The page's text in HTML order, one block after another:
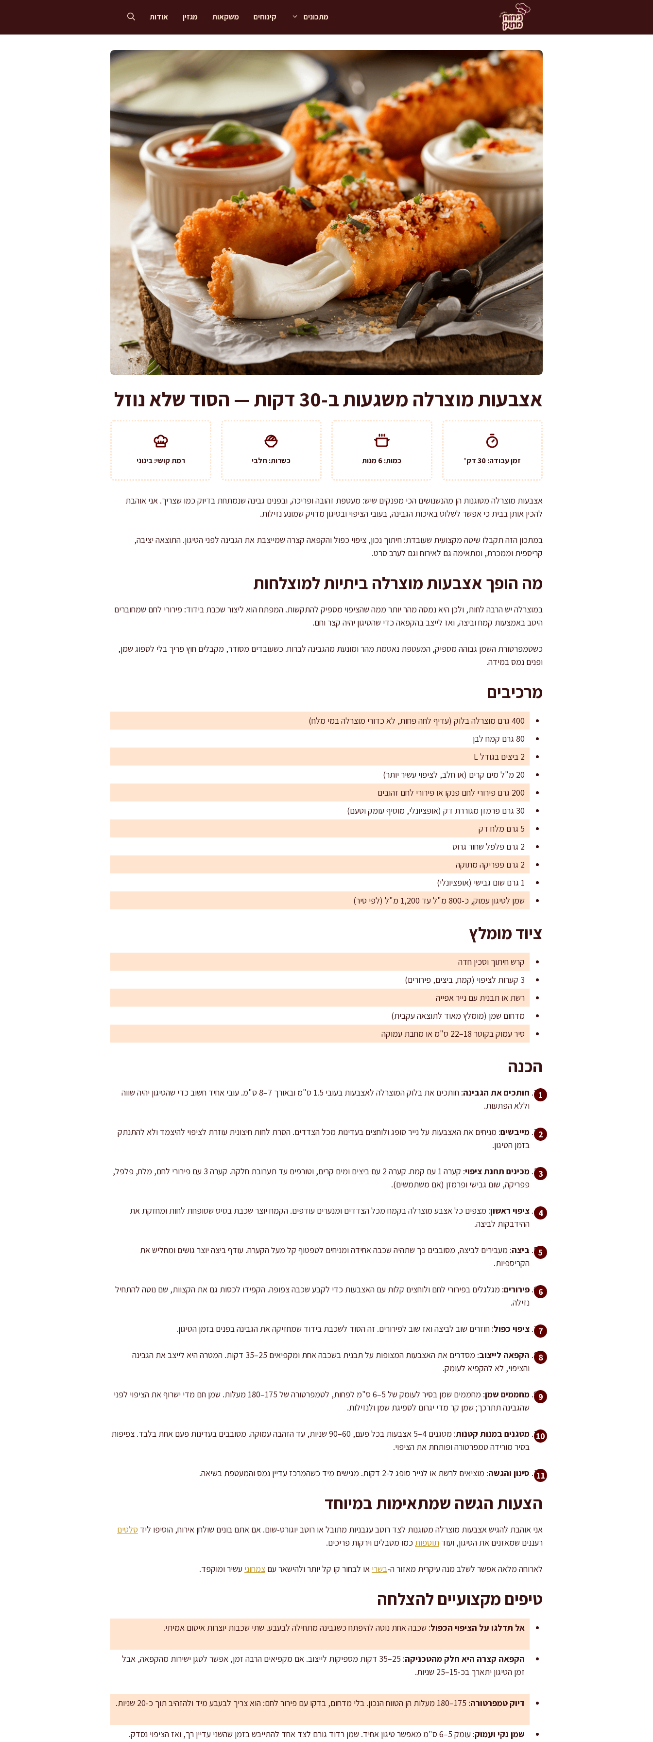
מתכונים קינוחים משקאות מגזין אודות
אצבעות מוצרלה משגעות ב-30 דקות — הסוד שלא נוזל
זמן עבודה: 30 דק' כמות: 6 מנות כשרות: חלבי רמת קושי: בינוני
אצבעות מוצרלה מטוגנות הן מהנשנושים הכי מפנקים שיש: מעטפת זהובה ופריכה, ובפנים גבינה שנמתחת בדיוק כמו שצריך. אני אוהבת
להכין אותן בבית כי אפשר לשלוט באיכות הגבינה, בעובי הציפוי ובטיגון מדויק שמונע נזילות.
במתכון הזה תקבלו שיטה מקצועית שעובדת: חיתוך נכון, ציפוי כפול והקפאה קצרה שמייצבת את הגבינה לפני הטיגון. התוצאה יציבה,
קריספית וממכרת, ומתאימה גם לאירוח וגם לערב סרט.
מה הופך אצבעות מוצרלה ביתיות למוצלחות
במוצרלה יש הרבה לחות, ולכן היא נמסה מהר יותר ממה שהציפוי מספיק להתקשות. המפתח הוא ליצור שכבת בידוד: פירורי לחם שמחוברים
היטב באמצעות קמח וביצה, ואז לייצב בהקפאה כדי שהטיגון יהיה קצר וחם.
כשטמפרטורת השמן גבוהה מספיק, המעטפת נאטמת מהר ומונעת מהגבינה לברוח. כשעובדים מסודר, מקבלים חוץ פריך בלי לספוג שמן,
ופנים נמס במידה.
מרכיבים
400 גרם מוצרלה בלוק (עדיף לחה פחות, לא כדורי מוצרלה במי מלח)
80 גרם קמח לבן
2 ביצים בגודל L
20 מ"ל מים קרים (או חלב, לציפוי עשיר יותר)
200 גרם פירורי לחם פנקו או פירורי לחם זהובים
30 גרם פרמזן מגוררת דק (אופציונלי, מוסיף עומק וטעם)
5 גרם מלח דק
2 גרם פלפל שחור גרוס
2 גרם פפריקה מתוקה
1 גרם שום גבישי (אופציונלי)
שמן לטיגון עמוק, כ-800 מ"ל עד 1,200 מ"ל (לפי סיר)
ציוד מומלץ
קרש חיתוך וסכין חדה
3 קערות לציפוי (קמח, ביצים, פירורים)
רשת או תבנית עם נייר אפייה
מדחום שמן (מומלץ מאוד לתוצאה עקבית)
סיר עמוק בקוטר 18–22 ס"מ או מחבת עמוקה
הכנה
חותכים את הגבינה
: חותכים את בלוק המוצרלה לאצבעות בעובי 1.5 ס"מ ובאורך 7–8 ס"מ. עובי אחיד חשוב כדי שהטיגון יהיה שווה
וללא הפתעות.
מייבשים: מניחים את האצבעות על נייר סופג ולוחצים בעדינות מכל הצדדים. הסרת לחות חיצונית עוזרת לציפוי להיצמד ולא להתנתק
בזמן הטיגון.
מכינים תחנת ציפוי
: קערה 1 עם קמח. קערה 2 עם ביצים ומים קרים, וטורפים עד תערובת חלקה. קערה 3 עם פירורי לחם, מלח, פלפל,
פפריקה, שום גבישי ופרמזן (אם משתמשים).
ציפוי ראשון: מצפים כל אצבע מוצרלה בקמח מכל הצדדים ומנערים עודפים. הקמח יוצר שכבת בסיס שסופחת לחות ומחזקת את
ההידבקות לביצה.
ביצה: מעבירים לביצה, מסובבים כך שתהיה שכבה אחידה ומניחים לטפטוף קל מעל הקערה. עודף ביצה יוצר גושים ומחליש את
הקריספיות.
פירורים: מגלגלים בפירורי לחם ולוחצים קלות עם האצבעות כדי לקבע שכבה צפופה. הקפידו לכסות גם את הקצוות, שם נוטה להתחיל
נזילה.
ציפוי כפול: חוזרים שוב לביצה ואז שוב לפירורים. זה הסוד לשכבת בידוד שמחזיקה את הגבינה בפנים בזמן הטיגון.
הקפאה לייצוב
: מסדרים את האצבעות המצופות על תבנית בשכבה אחת ומקפיאים 25–35 דקות. המטרה היא לייצב את הגבינה
והציפוי, לא להקפיא לעומק.
מחממים שמן
: מחממים שמן בסיר לעומק של 5–6 ס"מ לפחות, לטמפרטורה של 175–180 מעלות. שמן חם מדי ישרוף את הציפוי לפני
שהגבינה תתרכך; שמן קר מדי יגרום לספיגת שמן ולנזילות.
מטגנים במנות קטנות
: מטגנים 4–5 אצבעות בכל פעם, 60–90 שניות, עד הזהבה עמוקה. מסובבים בעדינות פעם אחת בלבד. צפיפות
בסיר מורידה טמפרטורה ופותחת את הציפוי.
סינון והגשה: מוציאים לרשת או לנייר סופג ל-2 דקות. מגישים מיד כשהמרכז עדיין נמס והמעטפת בשיאה.
הצעות הגשה שמתאימות במיוחד
אני אוהבת להגיש אצבעות מוצרלה מטוגנות לצד רוטב עגבניות מתובל או רוטב יוגורט-שום. אם אתם בונים שולחן אירוח, הוסיפו ליד סלטים
רעננים שמאזנים את הטיגון, ועוד תוספות כמו מטבלים וירקות פריכים.
לארוחה מלאה אפשר לשלב מנה עיקרית מאזור ה-בשרי או לבחור קו קל יותר ולהישאר עם צמחוני עשיר ומוקפד.
טיפים מקצועיים להצלחה
אל תדלגו על הציפוי הכפול: שכבה אחת נוטה להיפתח כשגבינה מתחילה לבעבע. שתי שכבות יוצרות איטום אמיתי.
הקפאה קצרה היא חלק מהטכניקה
: 25–35 דקות מספיקות לייצוב. אם מקפיאים הרבה זמן, אפשר לטגן ישירות מהקפאה, אבל
זמן הטיגון יתארך בכ-15–25 שניות.
דיוק טמפרטורה: 175–180 מעלות הן הטווח הנכון. בלי מדחום, בדקו עם פירור לחם: הוא צריך לבעבע מיד ולהזהיב תוך כ-20 שניות.
שמן נקי ועמוק: עומק 5–6 ס"מ מאפשר טיגון אחיד. שמן רדוד גורם לצד אחד להתייבש בזמן שהשני עדיין רך, ואז הציפוי נסדק.